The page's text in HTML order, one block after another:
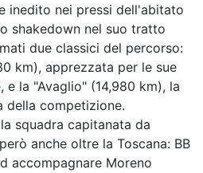
inedito nei pressi dell'abitato
shakedown nel suo tratto
due classici del percorso:
km), apprezzata per le sue
la "Avaglio" (14,980 km), la
della competizione.
squadra capitanata da
anche oltre la Toscana: BB
accompagnare Moreno